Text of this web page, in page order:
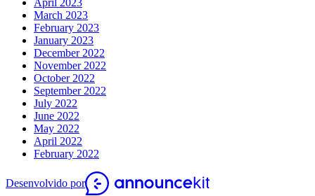
March 2023
February 2023
January 2023
December 2022
November 2022
October 2022
September 2022
July 2022
June 2022
May 2022
April 2022
February 2022
Desenvolvido por